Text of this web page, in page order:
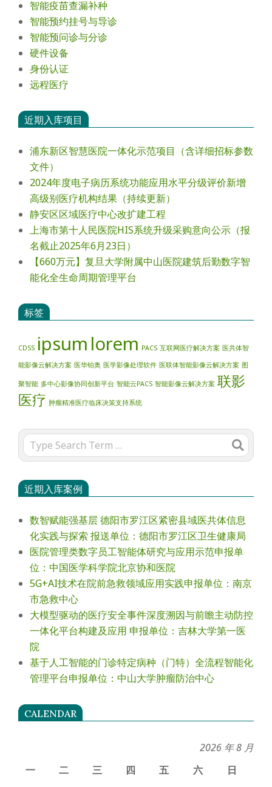
智能疫苗查漏补种
智能预约挂号与导诊
智能预问诊与分诊
硬件设备
身份认证
远程医疗
近期入库项目
浦东新区智慧医院一体化示范项目（含详细招标参数
文件）
2024年度电⼦病历系统功能应⽤⽔平分级评价新增
⾼级别医疗机构结果（持续更新）
静安区区域医疗中心改扩建工程
上海市第十人民医院HIS系统升级采购意向公示（报
名截止2025年6月23日）
【660万元】复旦大学附属中山医院建筑后勤数字智
能化全生命周期管理平台
标签
CDSS ipsum lorem PACS 互联网医疗解决方案 医共体智
能影像云解决方案 医华铂奥 医学影像处理软件 医联体智能影像云解决方案 图
聚智能 多中心影像协同创新平台 智能云PACS 智能影像云解决方案 联影
医疗 肿瘤精准医疗临床决策支持系统
Search
近期入库案例
数智赋能强基层 德阳市罗江区紧密县域医共体信息
化实践与探索 报送单位：德阳市罗江区卫生健康局
医院管理类数字员工智能体研究与应用示范申报单
位：中国医学科学院北京协和医院
5G+AI技术在院前急救领域应用实践申报单位：南京
市急救中心
大模型驱动的医疗安全事件深度溯因与前瞻主动防控
一体化平台构建及应用 申报单位：吉林大学第一医
院
基于人工智能的门诊特定病种（门特）全流程智能化
管理平台申报单位：中山大学肿瘤防治中心
CALENDAR
2026 年 8 月
一
二 三 四 五 六
日